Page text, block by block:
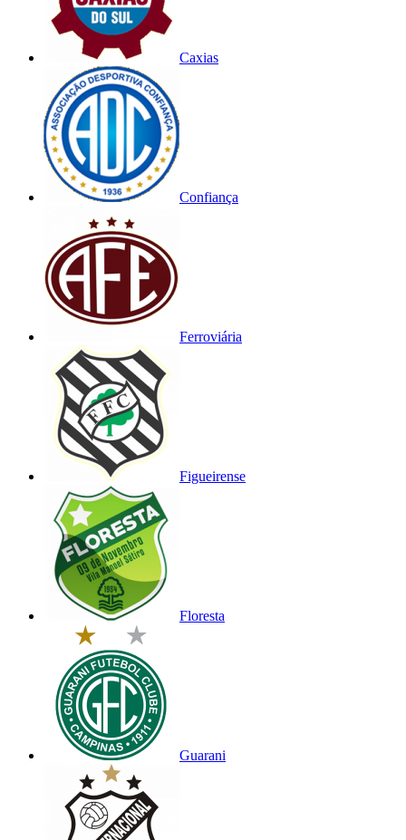
Caxias
Confiança
Ferroviária
Figueirense
Floresta
Guarani